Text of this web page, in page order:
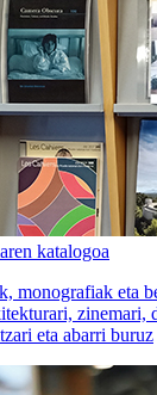
katalogoa
monografiak eta
zinemari,
eta abarri buruz